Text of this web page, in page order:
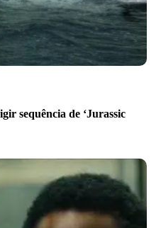
sequência de ‘Jurassic